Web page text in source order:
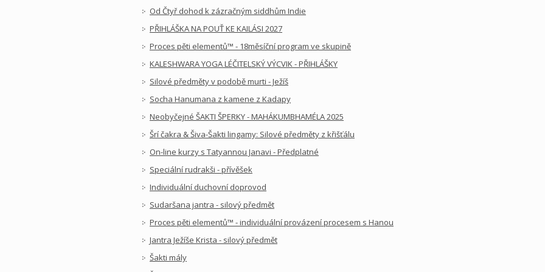
Od Čtyř dohod k zázračným siddhům Indie
PŘIHLÁŠKA NA POUŤ KE KAILÁSI 2027
Proces pěti elementů™ - 18měsíční program ve skupině
KALESHWARA YOGA LÉČITELSKÝ VÝCVIK - PŘIHLÁŠKY
Silové předměty v podobě murti - Ježíš
Socha Hanumana z kamene z Kadapy
Neobyčejné ŠAKTI ŠPERKY - MAHÁKUMBHAMÉLA 2025
Šrí čakra & Šiva-Šakti lingamy: Silové předměty z křišťálu
On-line kurzy s Tatyannou Janavi - Předplatné
Speciální rudrakši - přívěšek
Individuální duchovní doprovod
Sudaršana jantra - silový předmět
Proces pěti elementů™ - individuální provázení procesem s Hanou
Jantra Ježíše Krista - silový předmět
Šakti mály